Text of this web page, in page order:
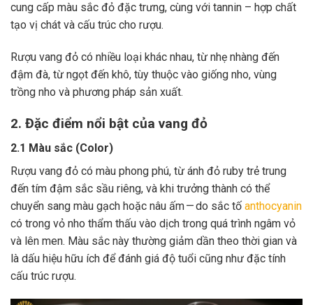
cung cấp màu sắc đỏ đặc trưng, cùng với tannin – hợp chất
tạo vị chát và cấu trúc cho rượu.
Rượu vang đỏ có nhiều loại khác nhau, từ nhẹ nhàng đến
đậm đà, từ ngọt đến khô, tùy thuộc vào giống nho, vùng
trồng nho và phương pháp sản xuất.
2. Đặc điểm nổi bật của vang đỏ
2.1 Màu sắc (Color)
Rượu vang đỏ có màu phong phú, từ ánh đỏ ruby trẻ trung
đến tím đậm sắc sầu riêng, và khi trưởng thành có thể
chuyển sang màu gạch hoặc nâu ấm — do sắc tố anthocyanin
có trong vỏ nho thẩm thấu vào dịch trong quá trình ngâm vỏ
và lên men. Màu sắc này thường giảm dần theo thời gian và
là dấu hiệu hữu ích để đánh giá độ tuổi cũng như đặc tính
cấu trúc rượu.